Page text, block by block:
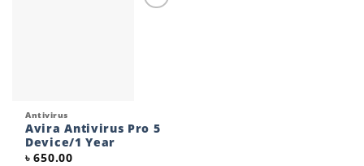
Antivirus
Avira Antivirus Pro 5
Device/1 Year
৳650.00